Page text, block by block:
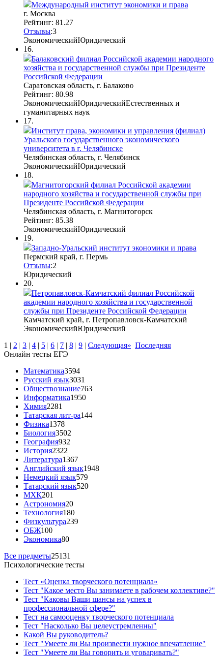
Международный институт экономики и права
г. Москва
Рейтинг: 81.27
Отзывы:3
ЭкономическийЮридический
16.
Балаковский филиал Российской академии народного
хозяйства и государственной службы при Президенте
Российской Федерации
Саратовская область, г. Балаково
Рейтинг: 80.98
ЭкономическийЮридическийЕстественных и
гуманитарных наук
17.
Институт права, экономики и управления (филиал)
Уральского государственного экономического
университета в г. Челябинске
Челябинская область, г. Челябинск
ЭкономическийЮридический
18.
Магнитогорский филиал Российской академии
народного хозяйства и государственной службы при
Президенте Российской Федерации
Челябинская область, г. Магнитогорск
Рейтинг: 85.38
ЭкономическийЮридический
19.
Западно-Уральский институт экономики и права
Пермский край, г. Пермь
Отзывы:2
Юридический
20.
Петропавловск-Камчатский филиал Российской
академии народного хозяйства и государственной
службы при Президенте Российской Федерации
Камчатский край, г. Петропавловск-Камчатский
ЭкономическийЮридический
1 | 2 | 3 | 4 | 5 | 6 | 7 | 8 | 9 | Следующая» Последняя
Онлайн тесты ЕГЭ
Математика3594
Русский язык3031
Обществознание763
Информатика1950
Химия2281
Татарская лит-ра144
Физика1378
Биология3502
География932
История2322
Литература1367
Английский язык1948
Немецкий язык579
Татарский язык520
МХК201
Астрономия20
Технология180
Физкультура239
ОБЖ100
Экономика80
Все предметы25131
Психологические тесты
Тест «Оценка творческого потенциала»
Тест "Какое место Вы занимаете в рабочем коллективе?"
Тест "Каковы Ваши шансы на успех в
профессиональной сфере?"
Тест на самооценку творческого потенциала
Тест "Насколько Вы целеустремленны"
Какой Вы руководитель?
Тест "Умеете ли Вы произвести нужное впечатление"
Тест "Умеете ли Вы говорить и уговаривать?"